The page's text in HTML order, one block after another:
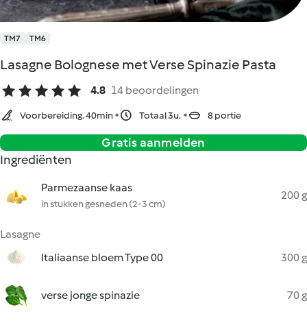
TM7 TM6
Lasagne Bolognese met Verse Spinazie Pasta
4.8 14 beoordelingen
Voorbereiding. 40min Totaal 3u. 8 portie
Gratis aanmelden
Ingrediënten
Parmezaanse kaas
in stukken gesneden (2-3 cm)
200 g
Lasagne
Italiaanse bloem Type 00
300 g
verse jonge spinazie 70 g